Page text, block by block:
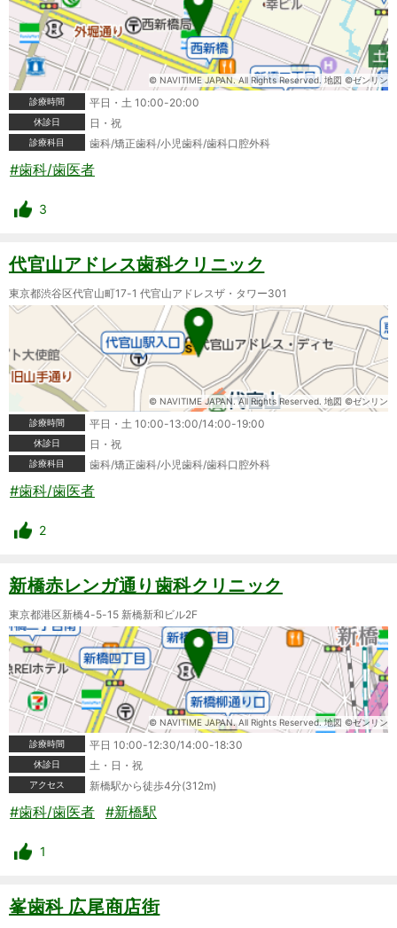
© NAVITIME JAPAN. All Rights Reserved. 地図 ©ゼンリン
診療時間
平日・土 10:00-20:00
休診日 日・祝
診療科目 歯科/矯正歯科/小児歯科/歯科口腔外科
#歯科/歯医者
3
代官山アドレス歯科クリニック
東京都渋谷区代官山町17-1 代官山アドレスザ・タワー301
© NAVITIME JAPAN. All Rights Reserved. 地図 ©ゼンリン
診療時間
平日・土 10:00-13:00/14:00-19:00
休診日 日・祝
診療科目 歯科/矯正歯科/小児歯科/歯科口腔外科
#歯科/歯医者
2
新橋赤レンガ通り歯科クリニック
東京都港区新橋4-5-15 新橋新和ビル2F
© NAVITIME JAPAN. All Rights Reserved. 地図 ©ゼンリン
診療時間
平日 10:00-12:30/14:00-18:30
休診日 土・日・祝
アクセス 新橋駅から徒歩4分(312m)
#歯科/歯医者 #新橋駅
1
峯歯科 広尾商店街